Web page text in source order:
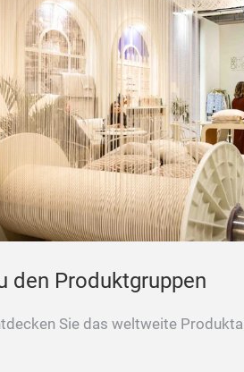
den Produktgruppen
Sie das weltweite